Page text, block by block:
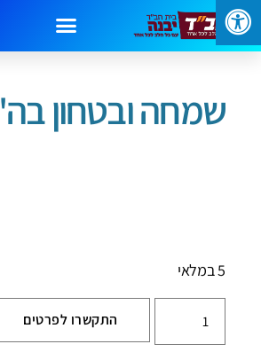
עמוד הבית/ספרי קודש / שמחה ובטחון בה'
שמחה ובטחון בה'
5 במלאי
התקשרו לפרטים